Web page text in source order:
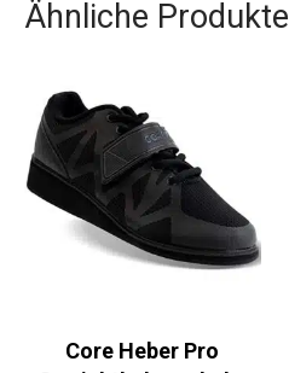
Ähnliche Produkte
Core Heber Pro